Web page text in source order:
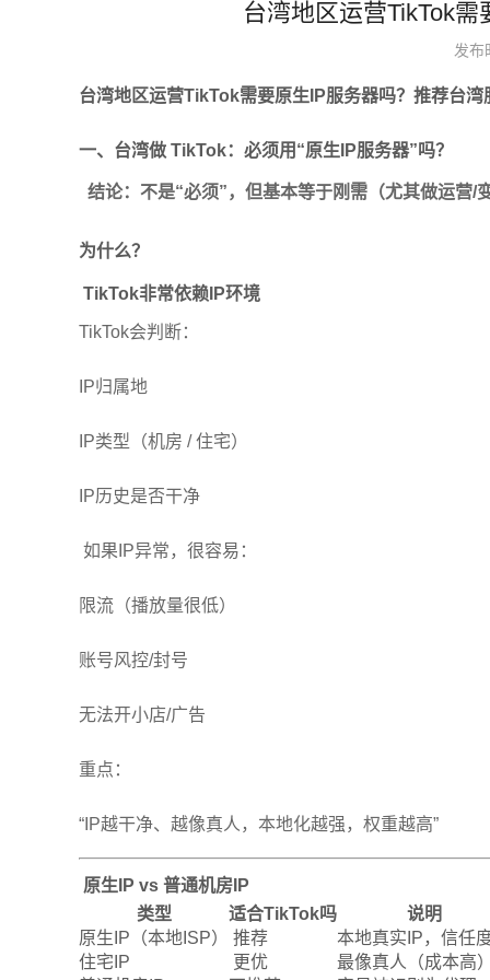
台湾地区运营TikTok
发
台湾地区运营TikTok需要原生IP服务器吗？推荐台湾
一、台湾做 TikTok：必须用“原生IP服务器”吗？
结论：不是“必须”，但基本等于刚需（尤其做运营/
为什么？
TikTok非常依赖IP环境
TikTok会判断：
IP归属地
IP类型（机房 / 住宅）
IP历史是否干净
如果IP异常，很容易：
限流（播放量很低）
账号风控/封号
无法开小店/广告
重点：
“IP越干净、越像真人，本地化越强，权重越高”
原生IP vs 普通机房IP
类型
适合TikTok吗
说明
原生IP（本地ISP）
推荐
本地真实IP，信任
住宅IP
更优
最像真人（成本高